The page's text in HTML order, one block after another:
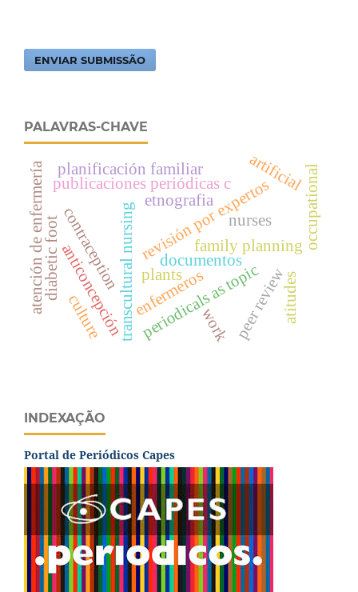
ENVIAR SUBMISSÃO
PALAVRAS-CHAVE
documentos
periodicals as topic
revisión por expertos
publicaciones periódicas c
transcultural nursing
atención de enfermería family planning
contraception
planificación familiar
anticoncepción peer review
nurses
enfermeros
occupational
diabetic foot
etnografia
atitudes
culture
plants
artificial
work
INDEXAÇÃO
Portal de Periódicos Capes